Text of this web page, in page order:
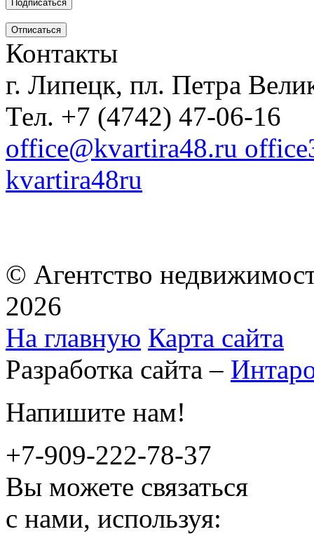
Контакты
г. Липецк, пл. Петра
Тел. +7 (4742) 47-06-16
office@kvartira48.ru
kvartira48ru
© Агентство
2026
На главную Карта сайта
Разработка сайта –
Напишите нам!
+7-909-222-78-37
Вы можете связаться
с нами, используя: